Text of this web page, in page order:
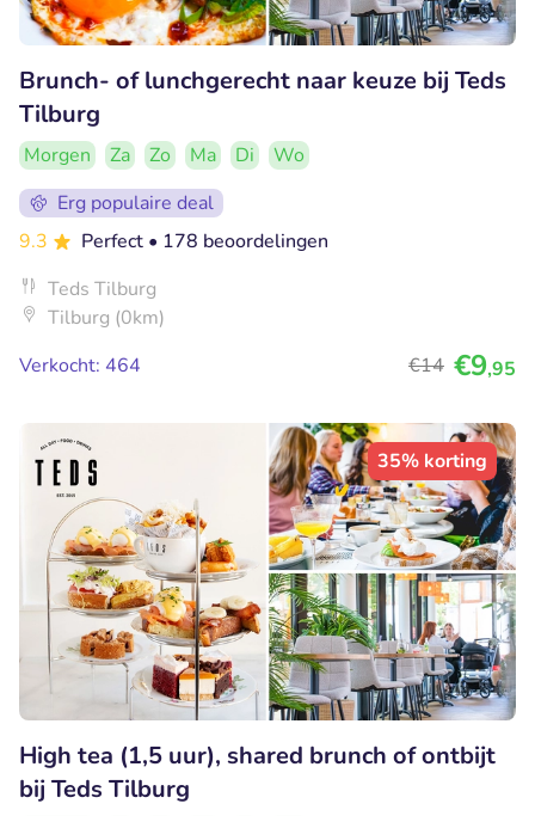
Brunch- of lunchgerecht naar keuze bij Teds
Tilburg
Morgen Za Zo Ma Di
Wo
Erg populaire deal
9.3
Perfect • 178 beoordelingen
Teds Tilburg
Tilburg (0km)
Verkocht: 464
€14 €9,95
35% korting
High tea (1,5 uur), shared brunch of ontbijt
bij Teds Tilburg